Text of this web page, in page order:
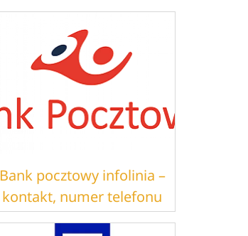
Bank pocztowy infolinia –
kontakt, numer telefonu